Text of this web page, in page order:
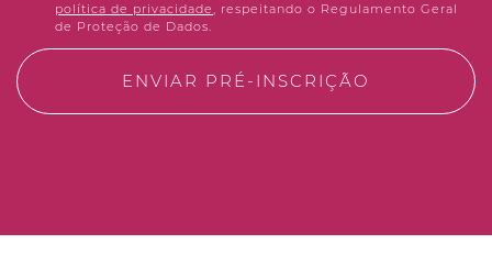
política de privacidade, respeitando o Regulamento Geral
de Proteção de Dados.
ENVIAR PRÉ-INSCRIÇÃO